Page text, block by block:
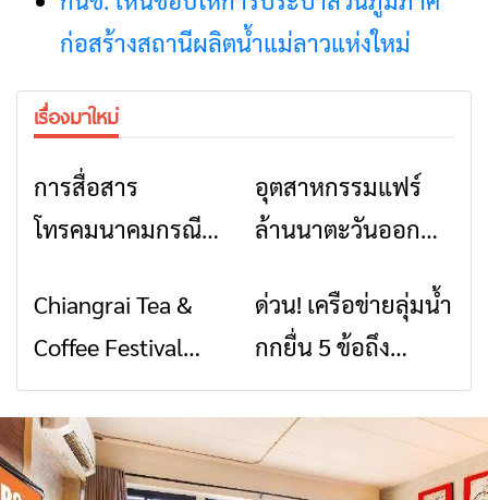
ก่อสร้างสถานีผลิตน้ำแม่ลาวแห่งใหม่
เรื่องมาใหม่
การสื่อสาร
โทรคมนาคมกรณีภัย
สัญญาณขาด การ
สื่อสารต้องไม่หยุด
ข่าวเชียงราย
อุตสาหกรรมแฟร์
ล้านนาตะวันออก
สินค้าเด่น และเสน่ห์
วัฒนธรรมจาก 4
จังหวัด เชียงราย
พะเยา แพร่ และ
น่าน พร้อมชม
ข่าวเชียงราย
Chiangrai Tea &
Coffee Festival
2026
ข่าวเชียงราย
ด่วน! เครือข่ายลุ่มน้ำ
กกยื่น 5 ข้อถึง
รัฐบาล จี้นายกฯ ลง
เชียงราย แก้วิกฤต
สารปนเปื้อนต้นน้ำ